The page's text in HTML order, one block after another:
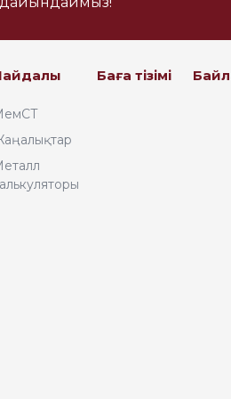
opt@ironcc.kz
+7 727 341 03 03
Баға тізімі